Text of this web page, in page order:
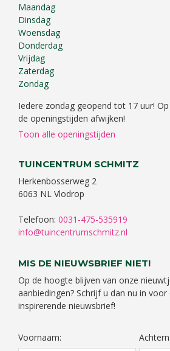
Maandag
Dinsdag
Woensdag
Donderdag
Vrijdag
Zaterdag
Zondag
Iedere zondag geopend tot 17 uur!
de openingstijden afwijken!
Toon alle openingstijden
TUINCENTRUM SCHMITZ
Herkenbosserweg 2
6063 NL Vlodrop
Telefoon: 0031-475-535919
info@tuincentrumschmitz.nl
MIS DE NIEUWSBRIEF NIET!
Op de hoogte blijven van onze
aanbiedingen? Schrijf u dan nu in voor
inspirerende nieuwsbrief!
Voornaam: